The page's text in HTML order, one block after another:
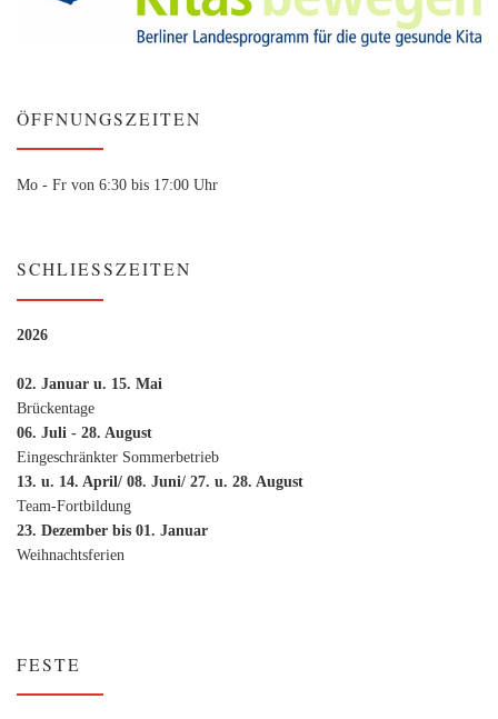
ÖFFNUNGSZEITEN
Mo - Fr von 6:30 bis 17:00 Uhr
SCHLIESSZEITEN
2026
02. Januar u. 15. Mai
Brückentage
06. Juli - 28. August
Eingeschränkter Sommerbetrieb
13. u. 14. April/ 08. Juni/ 27. u. 28. August
Team-Fortbildung
23. Dezember bis 01. Januar
Weihnachtsferien
FESTE